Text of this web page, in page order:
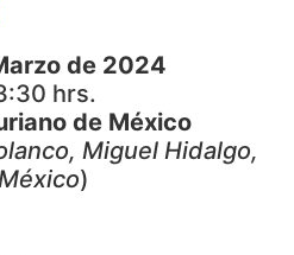
de 2024
hrs.
de México
Miguel Hidalgo,
)